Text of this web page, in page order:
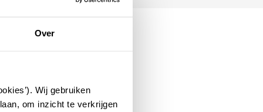
Over
Wij gebruiken
om inzicht te verkrijgen